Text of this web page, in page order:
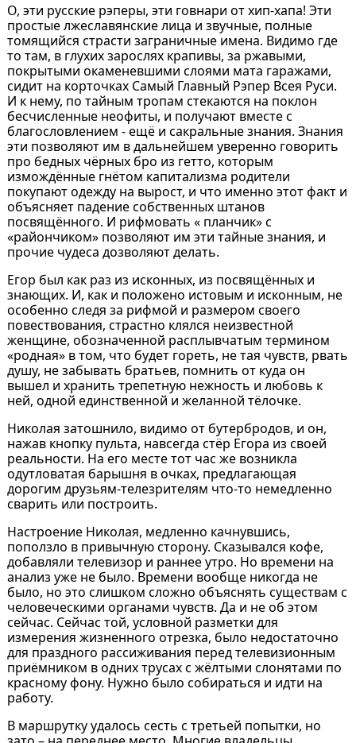
О, эти русские рэперы, эти говнари от хип-хапа! Эти
простые лжеславянские лица и звучные, полные
томящийся страсти заграничные имена. Видимо где
то там, в глухих зарослях крапивы, за ржавыми,
покрытыми окаменевшими слоями мата гаражами,
сидит на корточках Самый Главный Рэпер Всея Руси.
И к нему, по тайным тропам стекаются на поклон
бесчисленные неофиты, и получают вместе с
благословлением - ещё и сакральные знания. Знания
эти позволяют им в дальнейшем уверенно говорить
про бедных чёрных бро из гетто, которым
измождённые гнётом капитализма родители
покупают одежду на вырост, и что именно этот факт и
объясняет падение собственных штанов
посвящённого. И рифмовать « планчик» с
«райончиком» позволяют им эти тайные знания, и
прочие чудеса дозволяют делать.
Егор был как раз из исконных, из посвящённых и
знающих. И, как и положено истовым и исконным, не
особенно следя за рифмой и размером своего
повествования, страстно клялся неизвестной
женщине, обозначенной расплывчатым термином
«родная» в том, что будет гореть, не тая чувств, рвать
душу, не забывать братьев, помнить от куда он
вышел и хранить трепетную нежность и любовь к
ней, одной единственной и желанной тёлочке.
Николая затошнило, видимо от бутербродов, и он,
нажав кнопку пульта, навсегда стёр Егора из своей
реальности. На его месте тот час же возникла
одутловатая барышня в очках, предлагающая
дорогим друзьям-телезрителям что-то немедленно
сварить или построить.
Настроение Николая, медленно качнувшись,
поползло в привычную сторону. Сказывался кофе,
добавляли телевизор и раннее утро. Но времени на
анализ уже не было. Времени вообще никогда не
было, но это слишком сложно объяснять существам с
человеческими органами чувств. Да и не об этом
сейчас. Сейчас той, условной разметки для
измерения жизненного отрезка, было недостаточно
для праздного рассиживания перед телевизионным
приёмником в одних трусах с жёлтыми слонятами по
красному фону. Нужно было собираться и идти на
работу.
В маршрутку удалось сесть с третьей попытки, но